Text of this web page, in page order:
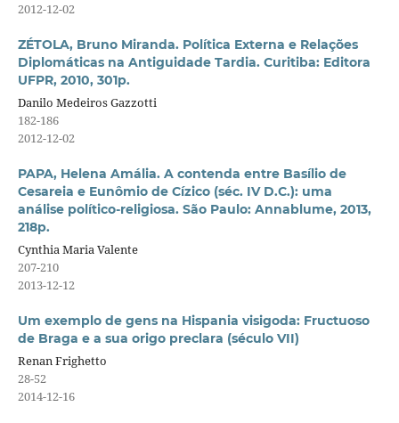
2012-12-02
ZÉTOLA, Bruno Miranda. Política Externa e Relações
Diplomáticas na Antiguidade Tardia. Curitiba: Editora
UFPR, 2010, 301p.
Danilo Medeiros Gazzotti
182-186
2012-12-02
PAPA, Helena Amália. A contenda entre Basílio de
Cesareia e Eunômio de Cízico (séc. IV D.C.): uma
análise político-religiosa. São Paulo: Annablume, 2013,
218p.
Cynthia Maria Valente
207-210
2013-12-12
Um exemplo de gens na Hispania visigoda: Fructuoso
de Braga e a sua origo preclara (século VII)
Renan Frighetto
28-52
2014-12-16